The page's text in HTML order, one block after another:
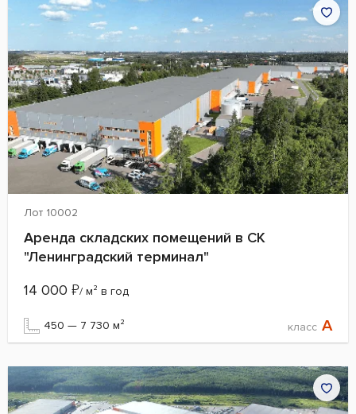
Лот 10002
Аренда складских помещений в СК
"Ленинградский терминал"
14 000 ₽/ м² в год
450 — 7 730 м² класс A